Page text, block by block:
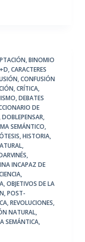
,BINOMIO
,CARACTERES
,CONFUSIÓN
,CRÍTICA,
,DEBATES
DE
DOBLEPENSAR,
SEMÁNTICO,
,HISTORIA,
,
,
INCAPAZ DE
,
,OBJETIVOS DE LA
,POST-
,REVOLUCIONES,
NATURAL,
SEMÁNTICA,